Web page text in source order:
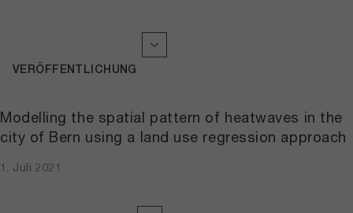
Modelling the spatial pattern of heatwaves in the
city of Bern using a land use regression approach
1. Juli 2021
VERÖFFENTLICHUNG